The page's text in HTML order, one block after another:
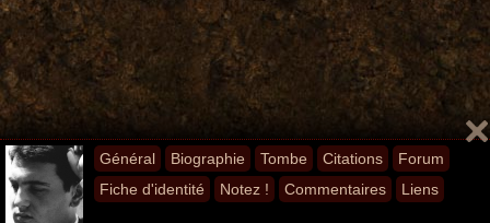
Général Biographie Tombe Citations
Forum
Fiche d'identité
Notez ! Commentaires Liens